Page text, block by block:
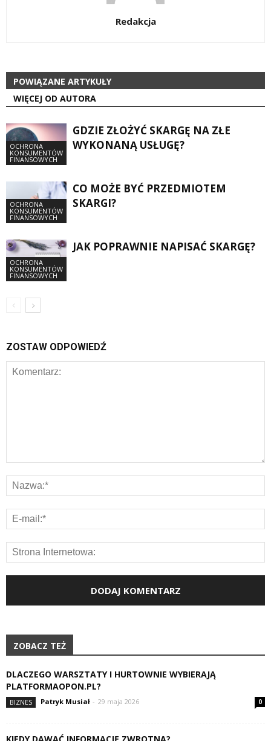
Redakcja
POWIĄZANE ARTYKUŁY
WIĘCEJ OD AUTORA
OCHRONA
KONSUMENTÓW
FINANSOWYCH
GDZIE ZŁOŻYĆ SKARGĘ NA ZŁE
WYKONANĄ USŁUGĘ?
OCHRONA
KONSUMENTÓW
FINANSOWYCH
CO MOŻE BYĆ PRZEDMIOTEM
SKARGI?
OCHRONA
KONSUMENTÓW
FINANSOWYCH
JAK POPRAWNIE NAPISAĆ SKARGĘ?
ZOSTAW ODPOWIEDŹ
ZOBACZ TEŻ
DLACZEGO WARSZTATY I HURTOWNIE WYBIERAJĄ
PLATFORMAOPON.PL?
BIZNES Patryk Musiał - 29 maja 2026 0